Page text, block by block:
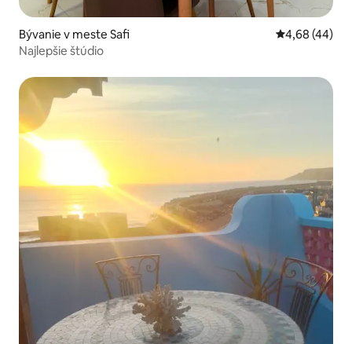
Bývanie v meste Safi Priemerné
4,68 (44)
Najlepšie štúdio